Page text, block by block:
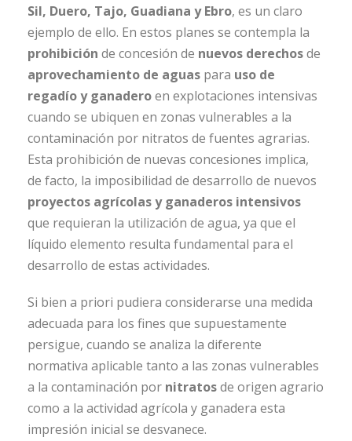
Sil, Duero, Tajo, Guadiana y Ebro, es un claro
ejemplo de ello. En estos planes se contempla la
prohibición de concesión de nuevos derechosde
aprovechamiento de aguas para uso de
regadío y ganaderoen explotaciones intensivas
cuando se ubiquen en zonas vulnerables a la
contaminación por nitratos de fuentes agrarias.
Esta prohibición de nuevas concesiones implica,
de facto, la imposibilidad de desarrollo de nuevos
proyectos agrícolas y ganaderos intensivos
que requieran la utilización de agua, ya que el
líquido elemento resulta fundamental para el
desarrollo de estas actividades.
Si bien a priori pudiera considerarse una medida
adecuada para los fines que supuestamente
persigue, cuando se analiza la diferente
normativa aplicable tanto a las zonas vulnerables
a la contaminación por nitratosde origen agrario
como a la actividad agrícola y ganadera esta
impresión inicial se desvanece.